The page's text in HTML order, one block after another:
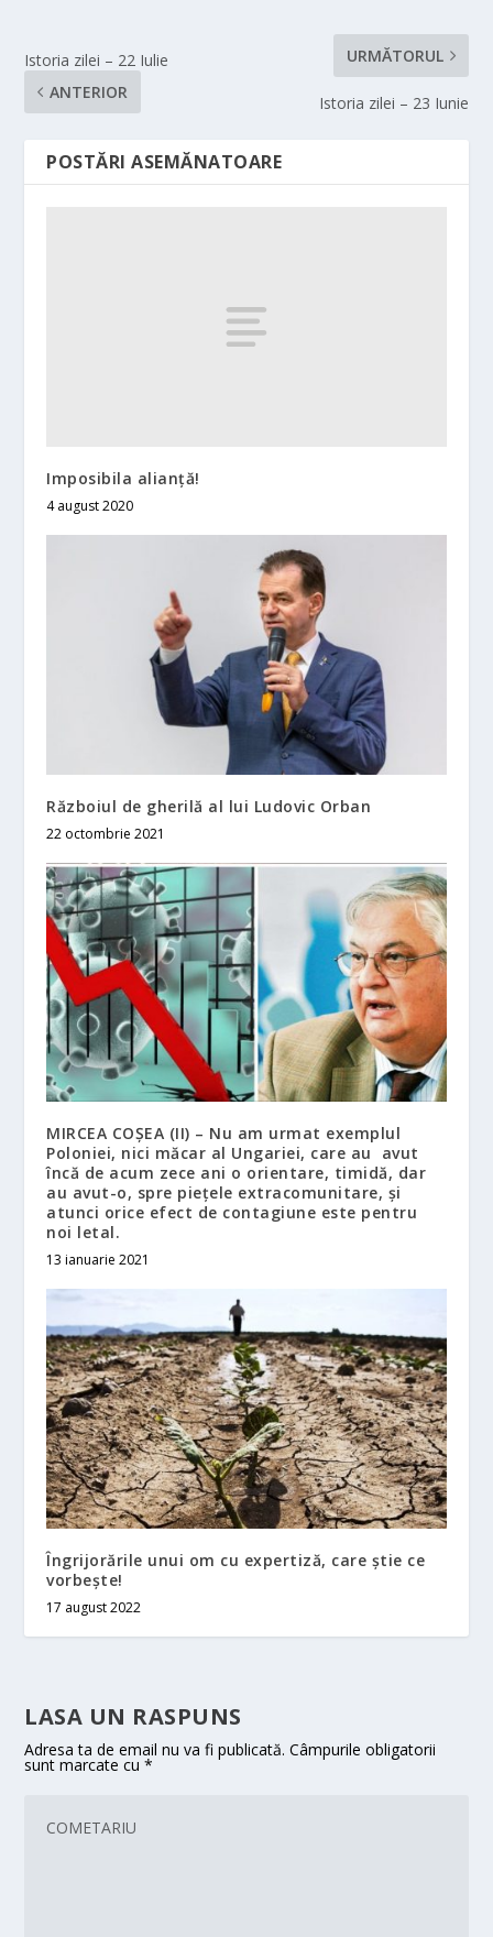
Istoria zilei – 22 Iulie
ANTERIOR
URMĂTORUL
Istoria zilei – 23 Iunie
POSTĂRI ASEMĂNATOARE
Imposibila alianţă!
4 august 2020
Războiul de gherilă al lui Ludovic Orban
22 octombrie 2021
MIRCEA COȘEA (II) – Nu am urmat exemplul
Poloniei, nici măcar al Ungariei, care au avut
încă de acum zece ani o orientare, timidă, dar
au avut-o, spre piețele extracomunitare, și
atunci orice efect de contagiune este pentru
noi letal.
13 ianuarie 2021
Îngrijorările unui om cu expertiză, care ştie ce
vorbeşte!
17 august 2022
LASA UN RASPUNS
Adresa ta de email nu va fi publicată. Câmpurile obligatorii
sunt marcate cu*